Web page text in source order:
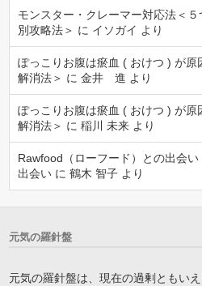
モンスター・クレーマー対応法＜
別攻略法＞ に イソガイ より
ぽっこりお腹は瘀血 ( おけつ ) が
解消法＞ に金井 進 より
ぽっこりお腹は瘀血 ( おけつ ) が
解消法＞ に稲川 未来 より
Rawfood（ローフード）との出会
出会い に鶴木 智子 より
元気の羅針盤
元気の羅針盤は、現在の過剰ともい